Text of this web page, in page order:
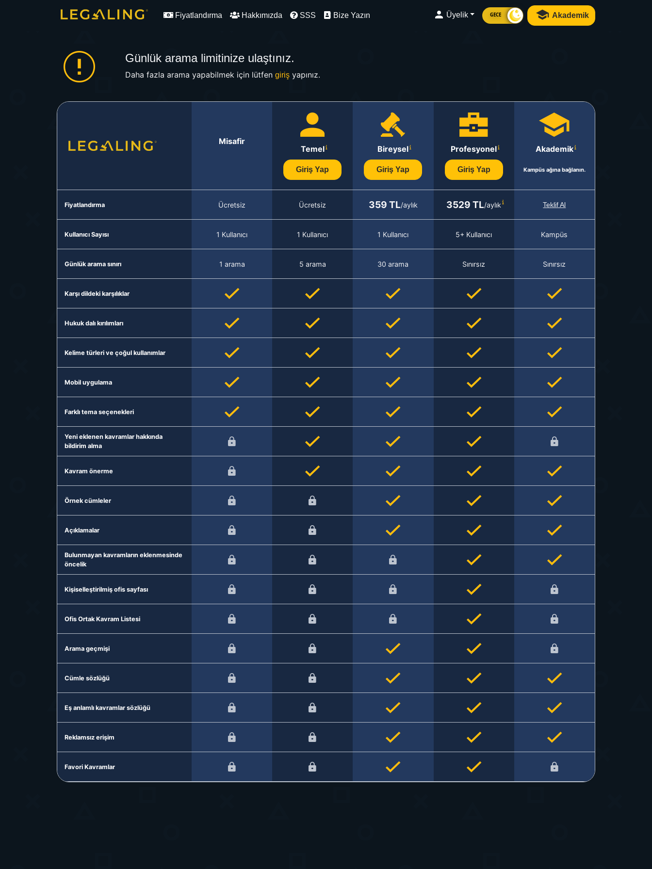
Fiyatlandırma Hakkımızda SSS Bize Yazın Üyelik GECE Akademik
Günlük arama limitinize ulaştınız.
Daha fazla arama yapabilmek için lütfen girişyapınız.
Misafir
Temel
Giriş Yap
Bireysel
Giriş Yap
Profesyonel
Giriş Yap
Akademik
Kampüs ağına bağlanın.
Fiyatlandırma Ücretsiz Ücretsiz 359 TL/aylık 3529 TL/aylık Teklif Al
Kullanıcı Sayısı 1 Kullanıcı 1 Kullanıcı 1 Kullanıcı 5+ Kullanıcı Kampüs
Günlük arama sınırı 1 arama 5 arama 30 arama Sınırsız Sınırsız
Karşı dildeki karşılıklar
Hukuk dalı kırılımları
Kelime türleri ve çoğul kullanımlar
Mobil uygulama
Farklı tema seçenekleri
Yeni eklenen kavramlar hakkında
bildirim alma
Kavram önerme
Örnek cümleler
Açıklamalar
Bulunmayan kavramların eklenmesinde
öncelik
Kişiselleştirilmiş ofis sayfası
Ofis Ortak Kavram Listesi
Arama geçmişi
Cümle sözlüğü
Eş anlamlı kavramlar sözlüğü
Reklamsız erişim
Favori Kavramlar